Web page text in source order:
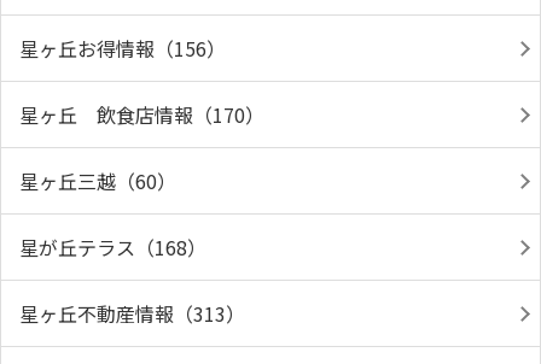
星ヶ丘お得情報（156）
星ヶ丘 飲食店情報（170）
星ヶ丘三越（60）
星が丘テラス（168）
星ヶ丘不動産情報（313）